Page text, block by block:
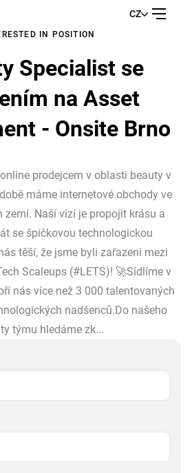
CZ
IN POSITION
Specialist se
na Asset
- Onsite Brno
prodejcem v oblasti beauty v
máme internetové obchody ve
zemí. Naší vizí je propojit krásu a
se špičkovou technologickou
těší, že jsme byli zařazeni mezi
Scaleups (#LETS)! 🚀Sídlíme v
nás více než 3 000 talentovaných
nadšenců.Do našeho
týmu hledáme zk...